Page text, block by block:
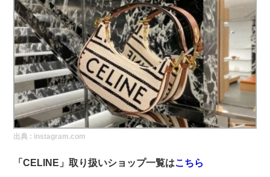
BUYMAで人気のブランド
BUYMAの売れ筋商品
バイマの疑問に現役パーソナルショッパーが答えてみた
バイマ活動の疑問に売れっ子現役バイヤーが答えてみた
実録！海外ショップで買ってみた！
海外SHOP LIST
パーソナルショッパー指南書
出典 : instagram.com
「CELINE」取り扱いショップ一覧はこちら